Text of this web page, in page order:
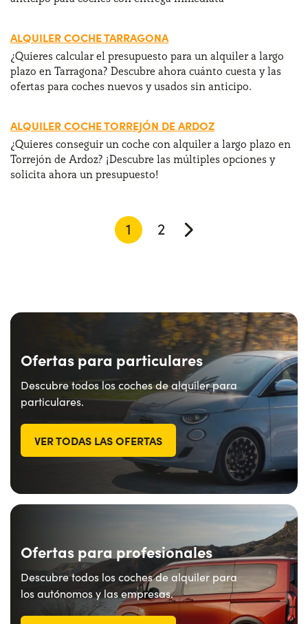
ALQUILER COCHE TARRAGONA
¿Quieres calcular el presupuesto para un alquiler a largo
plazo en Tarragona? Descubre ahora cuánto cuesta y las
ofertas para coches nuevos y usados sin anticipo.
ALQUILER COCHE TORREJÓN DE ARDOZ
¿Quieres conseguir un coche con alquiler a largo plazo en
Torrejón de Ardoz? ¡Descubre las múltiples opciones y
solicita ahora un presupuesto!
1 2
Ofertas para particulares
Descubre todos los coches de alquiler para
particulares.
VER TODAS LAS OFERTAS
Ofertas para profesionales
Descubre todos los coches de alquiler para
los autónomos y las empresas.